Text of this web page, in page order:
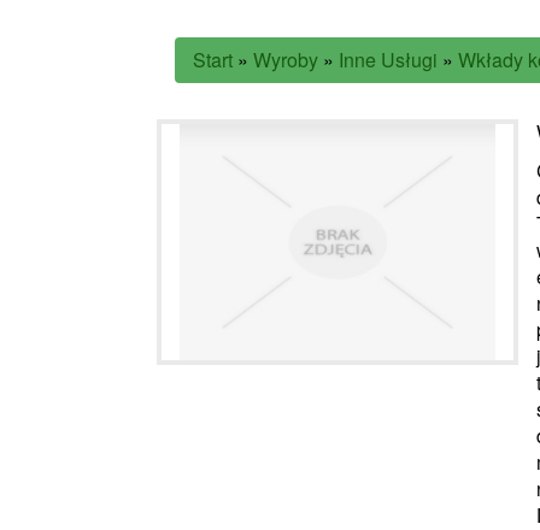
Start » Wyroby » Inne Usługi » Wkłady